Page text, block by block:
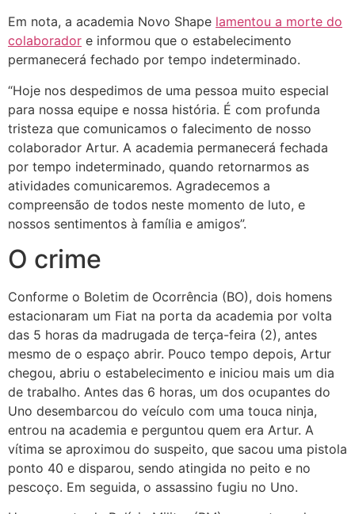
Em nota, a academia Novo Shape lamentou a morte do
colaborador e informou que o estabelecimento
permanecerá fechado por tempo indeterminado.
“Hoje nos despedimos de uma pessoa muito especial
para nossa equipe e nossa história. É com profunda
tristeza que comunicamos o falecimento de nosso
colaborador Artur. A academia permanecerá fechada
por tempo indeterminado, quando retornarmos as
atividades comunicaremos. Agradecemos a
compreensão de todos neste momento de luto, e
nossos sentimentos à família e amigos”.
O crime
Conforme o Boletim de Ocorrência (BO), dois homens
estacionaram um Fiat na porta da academia por volta
das 5 horas da madrugada de terça-feira (2), antes
mesmo de o espaço abrir. Pouco tempo depois, Artur
chegou, abriu o estabelecimento e iniciou mais um dia
de trabalho. Antes das 6 horas, um dos ocupantes do
Uno desembarcou do veículo com uma touca ninja,
entrou na academia e perguntou quem era Artur. A
vítima se aproximou do suspeito, que sacou uma pistola
ponto 40 e disparou, sendo atingida no peito e no
pescoço. Em seguida, o assassino fugiu no Uno.